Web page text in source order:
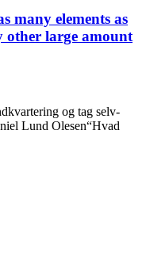
many elements as
other large amount
og tag selv-
Lund Olesen“Hvad